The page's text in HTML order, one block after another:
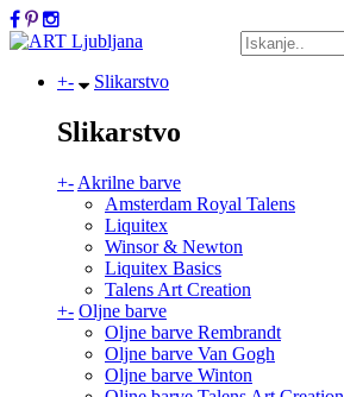
+- Slikarstvo
Slikarstvo
+- Akrilne barve
Amsterdam Royal Talens
Liquitex
Winsor & Newton
Liquitex Basics
Talens Art Creation
+- Oljne barve
Oljne barve Rembrandt
Oljne barve Van Gogh
Oljne barve Winton